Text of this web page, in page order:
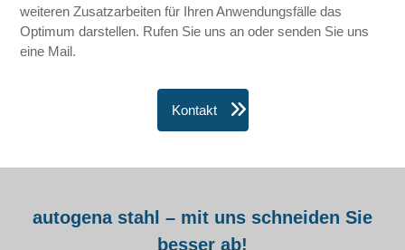
weiteren Zusatzarbeiten für Ihren Anwendungsfälle das
Optimum darstellen. Rufen Sie uns an oder senden Sie uns
eine Mail.
Kontakt
autogena stahl – mit uns schneiden Sie
besser ab!